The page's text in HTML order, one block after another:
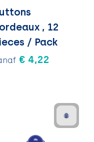
, 12
/ Pack
€ 4,22